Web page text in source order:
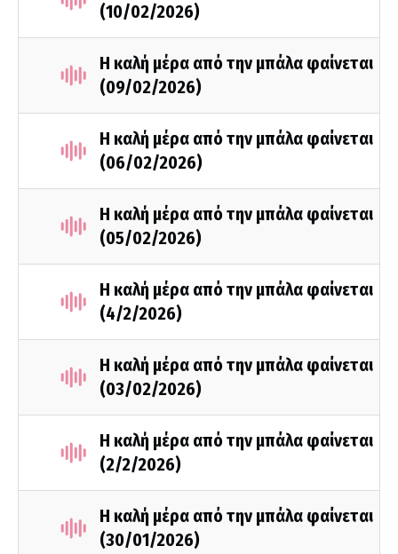
(10/02/2026)
Η καλή μέρα από την μπάλα φαίνεται
(09/02/2026)
Η καλή μέρα από την μπάλα φαίνεται
(06/02/2026)
Η καλή μέρα από την μπάλα φαίνεται
(05/02/2026)
Η καλή μέρα από την μπάλα φαίνεται
(4/2/2026)
Η καλή μέρα από την μπάλα φαίνεται
(03/02/2026)
Η καλή μέρα από την μπάλα φαίνεται
(2/2/2026)
Η καλή μέρα από την μπάλα φαίνεται
(30/01/2026)